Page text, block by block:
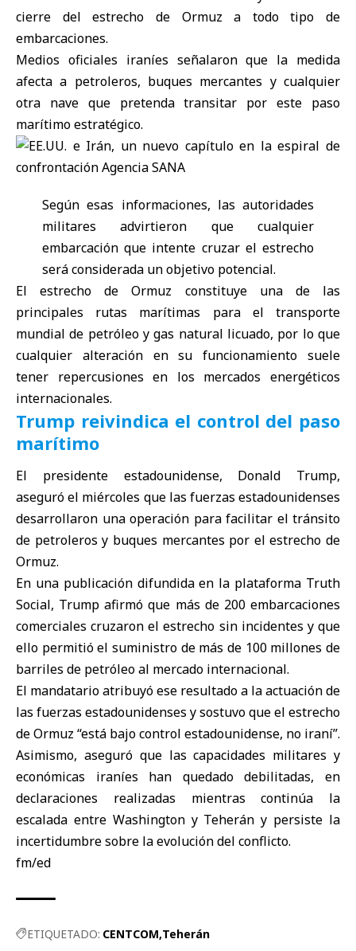
cierre del estrecho de Ormuz a todo tipo de
embarcaciones.
Medios oficiales iraníes señalaron que la medida
afecta a petroleros, buques mercantes y cualquier
otra nave que pretenda transitar por este paso
marítimo estratégico.
Según esas informaciones, las autoridades
militares advirtieron que cualquier
embarcación que intente cruzar el estrecho
será considerada un objetivo potencial.
El estrecho de Ormuz constituye una de las
principales rutas marítimas para el transporte
mundial de petróleo y gas natural licuado, por lo que
cualquier alteración en su funcionamiento suele
tener repercusiones en los mercados energéticos
internacionales.
Trump reivindica el control del paso
marítimo
El presidente estadounidense, Donald Trump,
aseguró el miércoles que las fuerzas estadounidenses
desarrollaron una operación para facilitar el tránsito
de petroleros y buques mercantes por el estrecho de
Ormuz.
En una publicación difundida en la plataforma Truth
Social, Trump afirmó que más de 200 embarcaciones
comerciales cruzaron el estrecho sin incidentes y que
ello permitió el suministro de más de 100 millones de
barriles de petróleo al mercado internacional.
El mandatario atribuyó ese resultado a la actuación de
las fuerzas estadounidenses y sostuvo que el estrecho
de Ormuz “está bajo control estadounidense, no iraní”.
Asimismo, aseguró que las capacidades militares y
económicas iraníes han quedado debilitadas, en
declaraciones realizadas mientras continúa la
escalada entre Washington y Teherán y persiste la
incertidumbre sobre la evolución del conflicto.
fm/ed
ETIQUETADO: CENTCOM Teherán